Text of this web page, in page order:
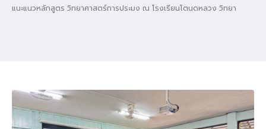
แนะแนวหลักสูตร วิทยาศาสตร์การประมง ณ โรงเรียนโตนดหลวง วิทยา